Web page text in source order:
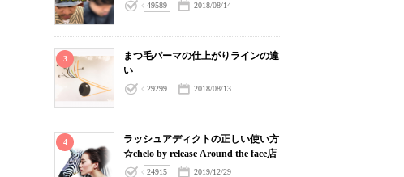
49589 2018/08/14
3
まつ毛パーマの仕上がりラインの違
い
29299 2018/08/13
4
ラッシュアディクトの正しい使い方
☆chelo by release Around the face店
24915 2019/12/29